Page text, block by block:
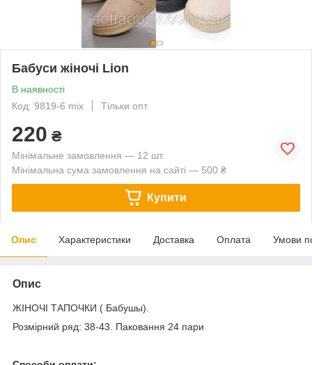
Бабуси жіночі Lion
В наявності
Код: 9819-6 mix
Тільки опт
220 ₴
Мінімальне замовлення — 12 шт.
Мінімальна сума замовлення на сайті — 500 ₴
Купити
Опис Характеристики Доставка Оплата Умови
Опис
ЖІНОЧІ ТАПОЧКИ ( Бабушы).
Розмірний ряд: 38-43. Паковання 24 пари